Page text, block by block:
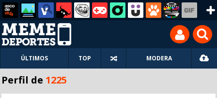
ÚLTIMOS TOP MODERA
Perfil de 1225